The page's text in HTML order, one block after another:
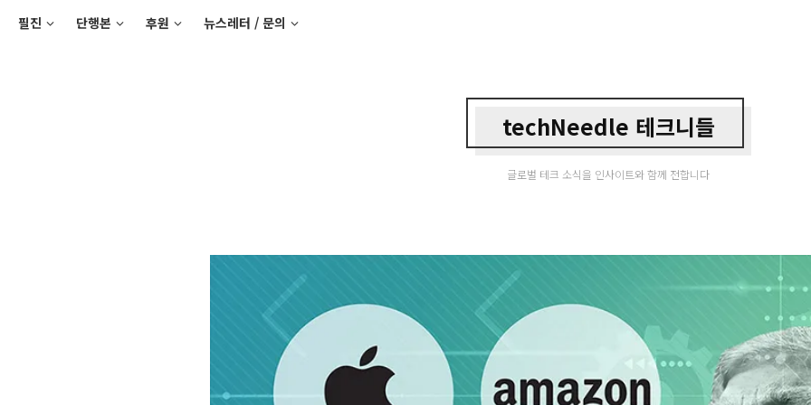
필진 단행본 후원 뉴스레터 / 문의
techNeedle 테크니들
글로벌 테크 소식을 인사이트와 함께 전합니다